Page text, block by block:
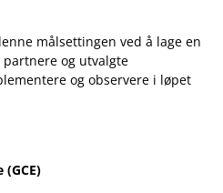
målsettingen ved å lage en
og utvalgte
og observere i løpet